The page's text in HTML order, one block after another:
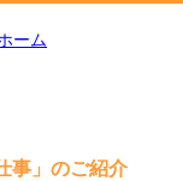
ーム
事」のご紹介